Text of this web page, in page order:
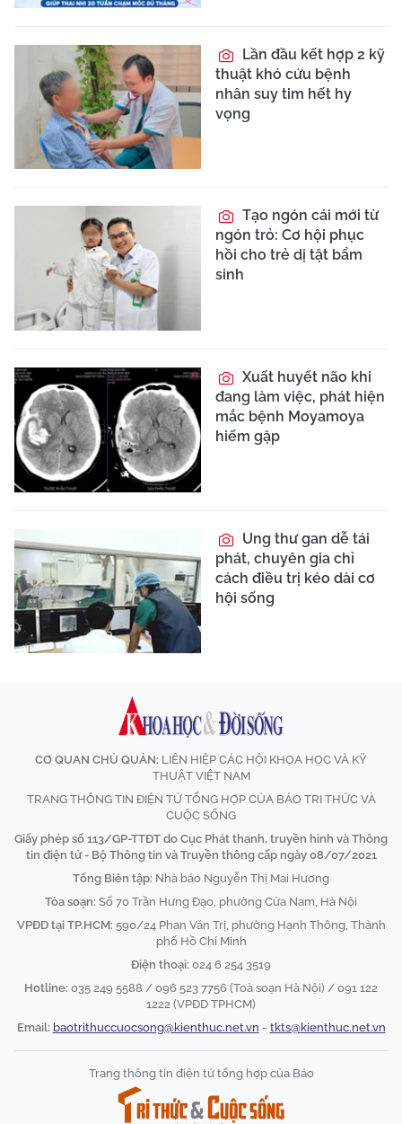
Lần đầu kết hợp 2 kỹ
thuật khó cứu bệnh
nhân suy tim hết hy
vọng
Tạo ngón cái mới từ
ngón trỏ: Cơ hội phục
hồi cho trẻ dị tật bẩm
sinh
Xuất huyết não khi
đang làm việc, phát hiện
mắc bệnh Moyamoya
hiếm gặp
Ung thư gan dễ tái
phát, chuyên gia chỉ
cách điều trị kéo dài cơ
hội sống
CƠ QUAN CHỦ QUẢN: LIÊN HIỆP CÁC HỘI KHOA HỌC VÀ KỸ
THUẬT VIỆT NAM
TRANG THÔNG TIN ĐIỆN TỬ TỔNG HỢP CỦA BÁO TRI THỨC VÀ
CUỘC SỐNG
Giấy phép số 113/GP-TTĐT do Cục Phát thanh, truyền hình và Thông
tin điện tử - Bộ Thông tin và Truyền thông cấp ngày 08/07/2021
Tổng Biên tập: Nhà báo Nguyễn Thị Mai Hương
Tòa soạn: Số 70 Trần Hưng Đạo, phường Cửa Nam, Hà Nội
VPĐD tại TP.HCM: 590/24 Phan Văn Trị, phường Hạnh Thông, Thành
phố Hồ Chí Minh
Điện thoại: 024 6 254 3519
Hotline: 035 249 5588 / 096 523 7756 (Toà soạn Hà Nội) / 091 122
1222 (VPĐD TPHCM)
Email: baotrithuccuocsong@kienthuc.net.vn - tkts@kienthuc.net.vn
Trang thông tin điện tử tổng hợp của Báo